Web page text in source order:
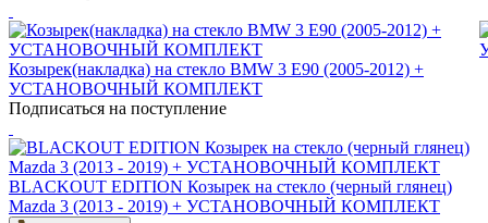
Козырек(накладка) на стекло BMW 3 E90 (2005-2012) +
УСТАНОВОЧНЫЙ КОМПЛЕКТ
Подписаться на поступление
BLACKOUT EDITION Козырек на стекло (черный глянец)
Mazda 3 (2013 - 2019) + УСТАНОВОЧНЫЙ КОМПЛЕКТ